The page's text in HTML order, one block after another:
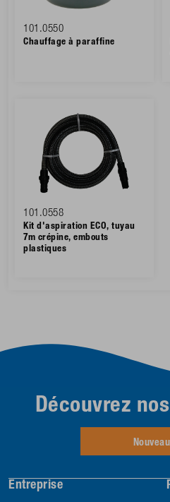
101.0550
Chauffage à paraffine
101.0558
Kit d'aspiration ECO, tuyau
7m crépine, embouts
plastiques
Entreprise
Découvrez